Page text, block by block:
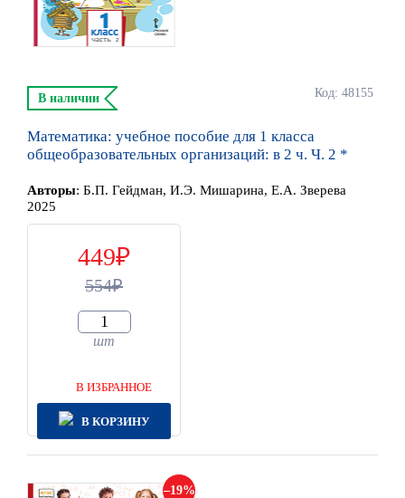
Код: 48155
В наличии
Математика: учебное пособие для 1 класса
общеобразовательных организаций: в 2 ч. Ч. 2 *
Авторы: Б.П. Гейдман, И.Э. Мишарина, Е.А. Зверева
2025
449
554
шт
В ИЗБРАННОЕ
В КОРЗИНУ
19